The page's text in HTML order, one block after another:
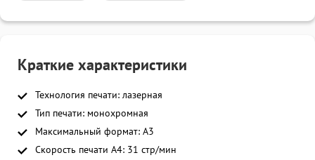
Краткие характеристики
Технология печати: лазерная
Тип печати: монохромная
Максимальный формат: A3
Скорость печати A4: 31 стр/мин